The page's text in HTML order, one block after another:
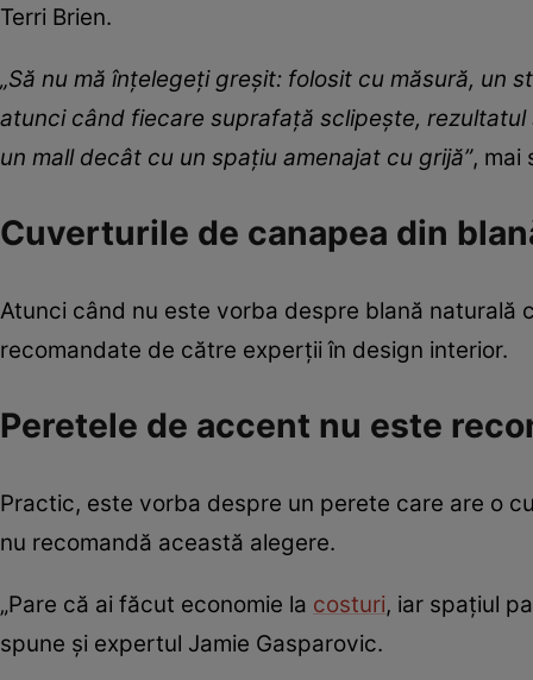
Terri Brien.
„Să nu mă înțelegeți greșit: folosit cu măsură, un
atunci când fiecare suprafață sclipește,
un mall decât cu un spațiu amenajat cu grijă”, mai
Cuverturile de canapea din
Atunci când nu este vorba despre blană
recomandate de către experții în design interior.
Peretele de accent nu este
Practic, este vorba despre un perete care are o
nu recomandă această alegere.
„Pare că ai făcut economie la costuri, iar spațiul
spune și expertul Jamie Gasparovic.